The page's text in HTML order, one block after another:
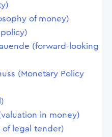
of money)
(forward-looking
(Monetary Policy
in money)
legal tender)